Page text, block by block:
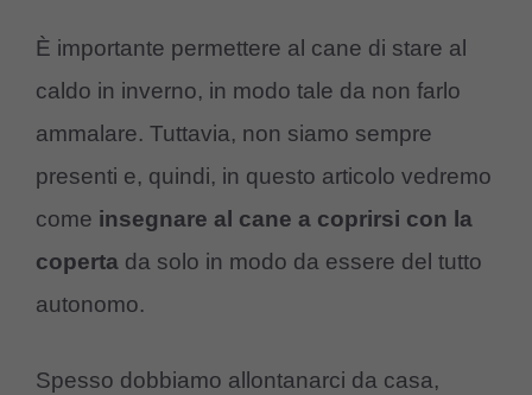
È importante permettere al cane di stare al
caldo in inverno, in modo tale da non farlo
ammalare. Tuttavia, non siamo sempre
presenti e, quindi, in questo articolo vedremo
come insegnare al cane a coprirsi con la
coperta da solo in modo da essere del tutto
autonomo.
Spesso dobbiamo allontanarci da casa,